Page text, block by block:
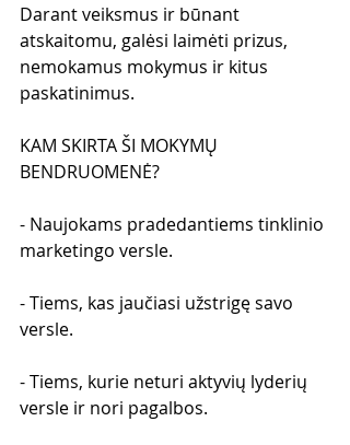
Darant veiksmus ir būnant
atskaitomu, galėsi laimėti prizus,
nemokamus mokymus ir kitus
paskatinimus.
KAM SKIRTA ŠI MOKYMŲ
BENDRUOMENĖ?
- Naujokams pradedantiems tinklinio
marketingo versle.
- Tiems, kas jaučiasi užstrigę savo
versle.
- Tiems, kurie neturi aktyvių lyderių
versle ir nori pagalbos.